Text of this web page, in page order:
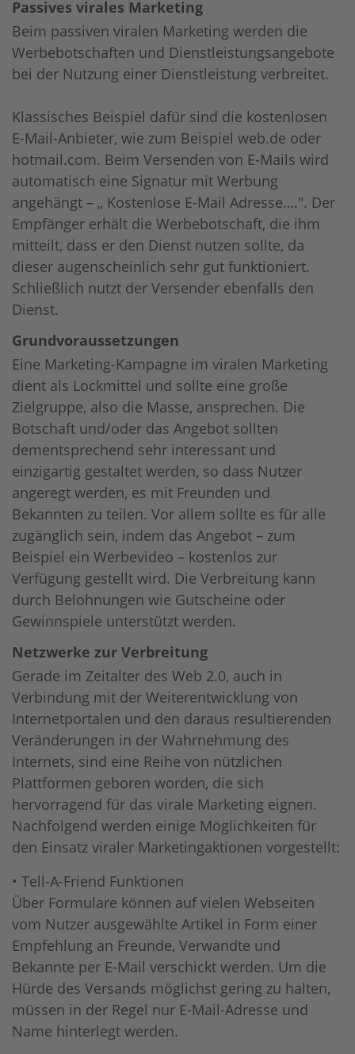
Passives virales Marketing
Beim passiven viralen Marketing werden die
Werbebotschaften und Dienstleistungsangebote
bei der Nutzung einer Dienstleistung verbreitet.
Klassisches Beispiel dafür sind die kostenlosen
E-Mail-Anbieter, wie zum Beispiel web.de oder
hotmail.com. Beim Versenden von E-Mails wird
automatisch eine Signatur mit Werbung
angehängt – „ Kostenlose E-Mail Adresse….". Der
Empfänger erhält die Werbebotschaft, die ihm
mitteilt, dass er den Dienst nutzen sollte, da
dieser augenscheinlich sehr gut funktioniert.
Schließlich nutzt der Versender ebenfalls den
Dienst.
Grundvoraussetzungen
Eine Marketing-Kampagne im viralen Marketing
dient als Lockmittel und sollte eine große
Zielgruppe, also die Masse, ansprechen. Die
Botschaft und/oder das Angebot sollten
dementsprechend sehr interessant und
einzigartig gestaltet werden, so dass Nutzer
angeregt werden, es mit Freunden und
Bekannten zu teilen. Vor allem sollte es für alle
zugänglich sein, indem das Angebot – zum
Beispiel ein Werbevideo – kostenlos zur
Verfügung gestellt wird. Die Verbreitung kann
durch Belohnungen wie Gutscheine oder
Gewinnspiele unterstützt werden.
Netzwerke zur Verbreitung
Gerade im Zeitalter des Web 2.0, auch in
Verbindung mit der Weiterentwicklung von
Internetportalen und den daraus resultierenden
Veränderungen in der Wahrnehmung des
Internets, sind eine Reihe von nützlichen
Plattformen geboren worden, die sich
hervorragend für das virale Marketing eignen.
Nachfolgend werden einige Möglichkeiten für
den Einsatz viraler Marketingaktionen vorgestellt:
• Tell-A-Friend Funktionen
Über Formulare können auf vielen Webseiten
vom Nutzer ausgewählte Artikel in Form einer
Empfehlung an Freunde, Verwandte und
Bekannte per E-Mail verschickt werden. Um die
Hürde des Versands möglichst gering zu halten,
müssen in der Regel nur E-Mail-Adresse und
Name hinterlegt werden.